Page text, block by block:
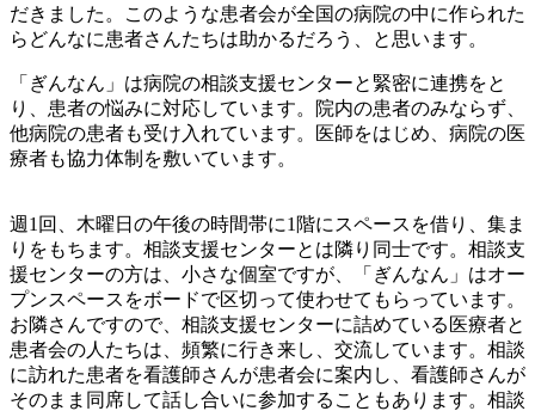
だきました。このような患者会が全国の病院の中に作られた
らどんなに患者さんたちは助かるだろう、と思います。
「ぎんなん」は病院の相談支援センターと緊密に連携をと
り、患者の悩みに対応しています。院内の患者のみならず、
他病院の患者も受け入れています。医師をはじめ、病院の医
療者も協力体制を敷いています。
週1回、木曜日の午後の時間帯に1階にスペースを借り、集ま
りをもちます。相談支援センターとは隣り同士です。相談支
援センターの方は、小さな個室ですが、「ぎんなん」はオー
プンスペースをボードで区切って使わせてもらっています。
お隣さんですので、相談支援センターに詰めている医療者と
患者会の人たちは、頻繁に行き来し、交流しています。相談
に訪れた患者を看護師さんが患者会に案内し、看護師さんが
そのまま同席して話し合いに参加することもあります。相談